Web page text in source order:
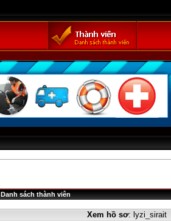
Danh sách thành viên
Xem hồ sơ: lyzi_sirait